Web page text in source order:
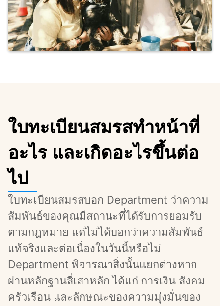
ใบทะเบียนสมรสทำหน้าที่
อะไร และเกิดอะไรขึ้นต่อ
ไป
ใบทะเบียนสมรสบอก Department ว่าความ
สัมพันธ์ของคุณมีสถานะที่ได้รับการยอมรับ
ตามกฎหมาย แต่ไม่ได้บอกว่าความสัมพันธ์
แท้จริงและต่อเนื่องในวันนี้หรือไม่
Department พิจารณาสิ่งนั้นแยกต่างหาก
ผ่านหลักฐานสี่เสาหลัก ได้แก่ การเงิน สังคม
ครัวเรือน และลักษณะของความมุ่งมั่นของ